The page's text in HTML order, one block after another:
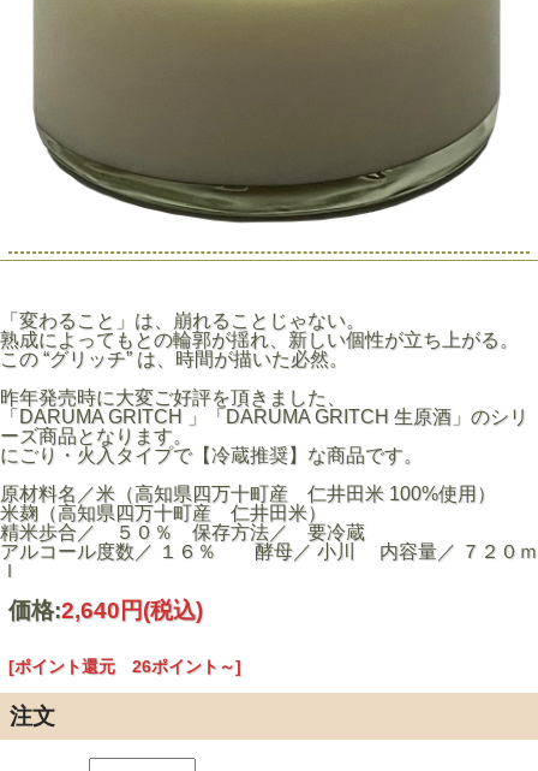
「変わること」は、崩れることじゃない。
熟成によってもとの輪郭が揺れ、新しい個性が立ち上がる。
この “グリッチ” は、時間が描いた必然。
昨年発売時に大変ご好評を頂きました、
「DARUMA GRITCH 」「DARUMA GRITCH 生原酒」のシリ
ーズ商品となります。
にごり・火入タイプで【冷蔵推奨】な商品です。
原材料名／米（高知県四万十町産 仁井田米 100%使用）
米麹（高知県四万十町産 仁井田米）
精米歩合／ ５０％ 保存方法／ 要冷蔵
アルコール度数／ １６％ 酵母／ 小川 内容量／ ７２０ｍ
ｌ
価格:2,640円(税込)
[ポイント還元 26ポイント～]
注文